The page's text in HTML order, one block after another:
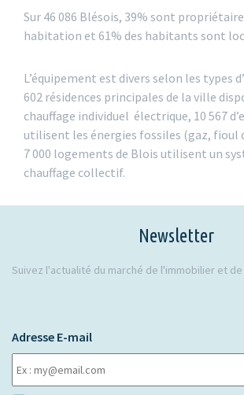
Sur 46 086 Blésois, 39% sont
habitation et 61% des habitants sont
L’équipement est divers selon les types
602 résidences principales de la ville
chauffage individuel électrique, 10 567
utilisent les énergies fossiles (gaz, fioul
7 000 logements de Blois utilisent un
chauffage collectif.
Newsletter
Suivez l'actualité du marché de l'immobilier et
Adresse E-mail